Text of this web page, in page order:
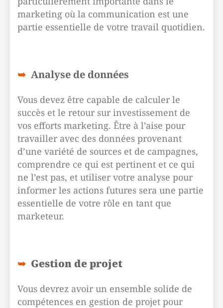
marketing où la communication est une
partie essentielle de votre travail quotidien.
Analyse de données
Vous devez être capable de calculer le
succès et le retour sur investissement de
vos efforts marketing. Être à l’aise pour
travailler avec des données provenant
d’une variété de sources et de campagnes,
comprendre ce qui est pertinent et ce qui
ne l’est pas, et utiliser votre analyse pour
informer les actions futures sera une partie
essentielle de votre rôle en tant que
marketeur.
Gestion de projet
Vous devrez avoir un ensemble solide de
compétences en gestion de projet pour